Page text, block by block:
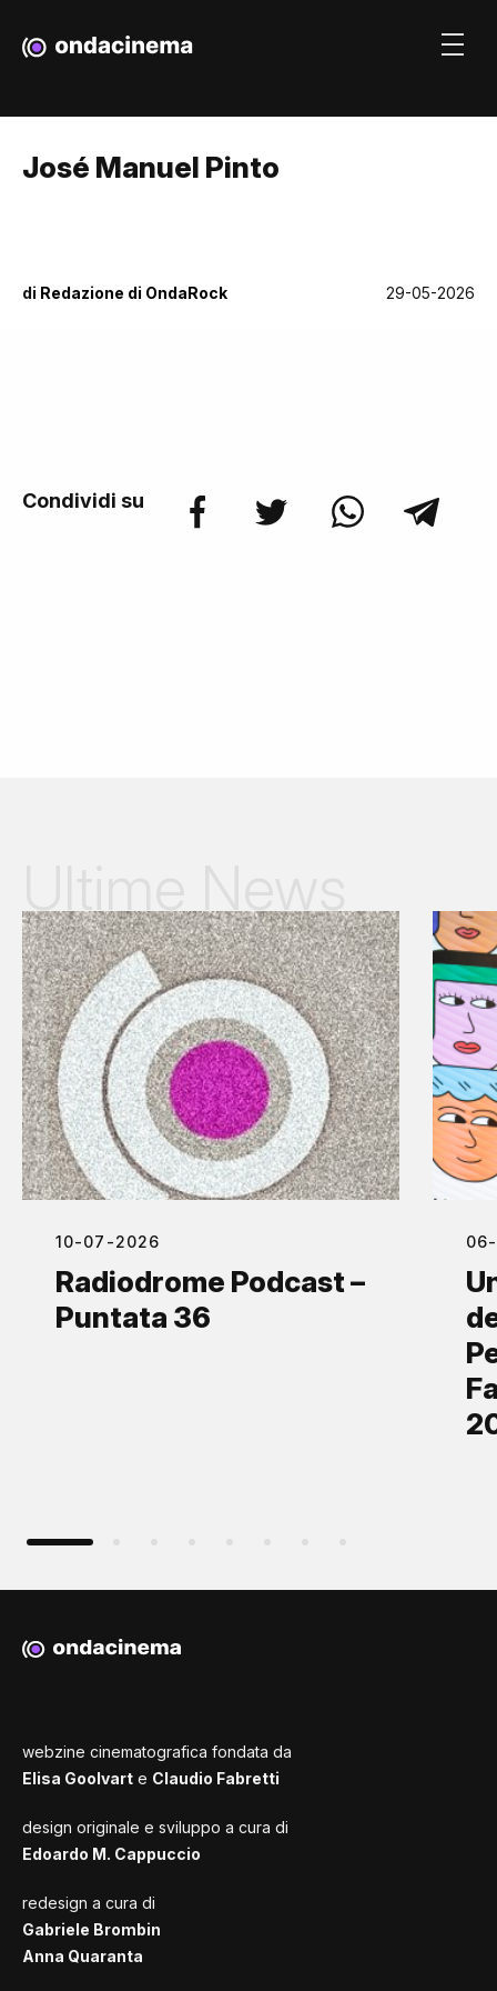
José Manuel Pinto
di Redazione di OndaRock 29-05-2026
Condividi su
10-07-2026
Radiodrome Podcast –
Puntata 36
webzine cinematografica fondata da
Elisa Goolvart e Claudio Fabretti
design originale e sviluppo a cura di
Edoardo M. Cappuccio
redesign a cura di
Gabriele Brombin
Anna Quaranta